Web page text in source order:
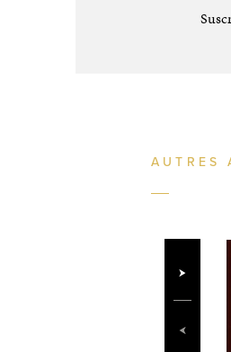
AUTRES